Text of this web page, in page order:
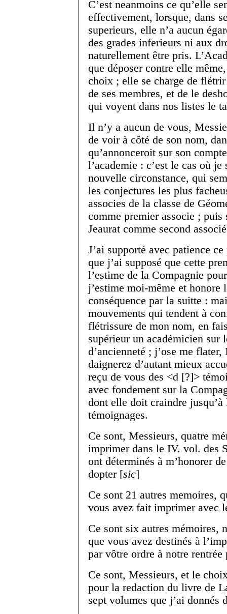
C’est neanmoins ce qu’elle
effectivement, lorsque, dans
superieurs, elle n’a aucun
des grades inferieurs ni aux
naturellement être pris. L’Academie alors fait encore plus
que déposer contre elle
choix ; elle se charge de
de ses membres, et de le
qui voyent dans nos listes le
Il n’y a aucun de vous,
de voir à côté de son nom,
qu’annonceroit sur son
l’academie : c’est le cas où
nouvelle circonstance, qui
les conjectures les plus
associes de la classe de
comme premier associe ; puis
Jeaurat comme second
J’ai supporté avec patience
que j’ai supposé que cette
l’estime de la Compagnie
j’estime moi-même et honore
conséquence par la suitte :
mouvements qui tendent à
flétrissure de mon nom, en
supérieur un académicien sur
d’ancienneté ; j’ose me
daignerez d’autant mieux
reçu de vous des <d [?]>
avec fondement sur la
dont elle doit craindre jusqu’à
témoignages.
Ce sont, Messieurs, quatre
imprimer dans le IV. vol. des
ont déterminés à m’honorer
dopter [sic]
Ce sont 21 autres memoires,
vous avez fait imprimer avec
Ce sont six autres mémoires,
que vous avez destinés à
par vôtre ordre à notre
Ce sont, Messieurs, et le
pour la redaction du livre de
sept volumes que j’ai donnés